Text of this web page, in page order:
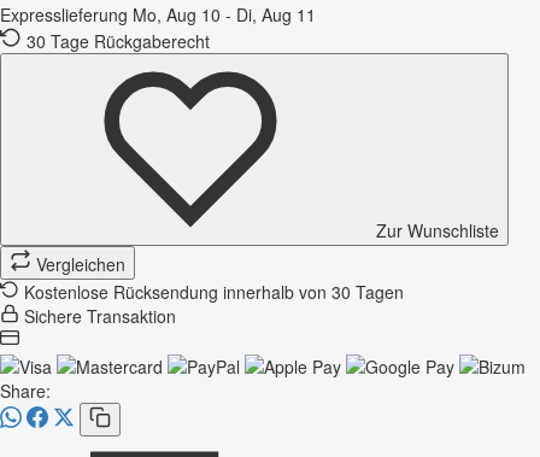
Expresslieferung Mo, Aug 10 - Di, Aug 11
30 Tage Rückgaberecht
Zur Wunschliste
Vergleichen
Kostenlose Rücksendung innerhalb von 30 Tagen
Sichere Transaktion
Share: